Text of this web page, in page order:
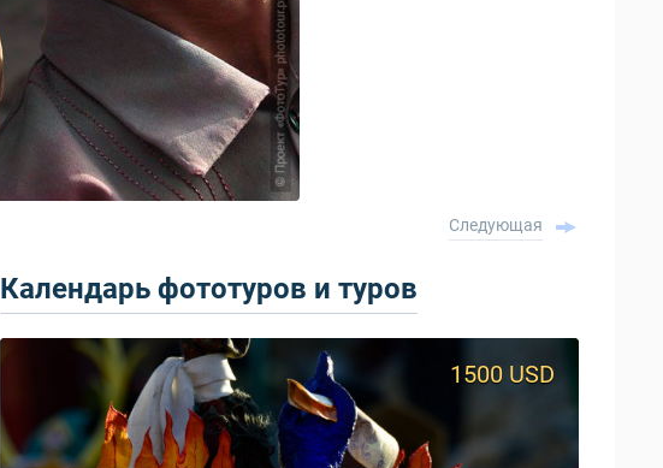
Следующая
Календарь фототуров и туров
950 USD
1500 USD